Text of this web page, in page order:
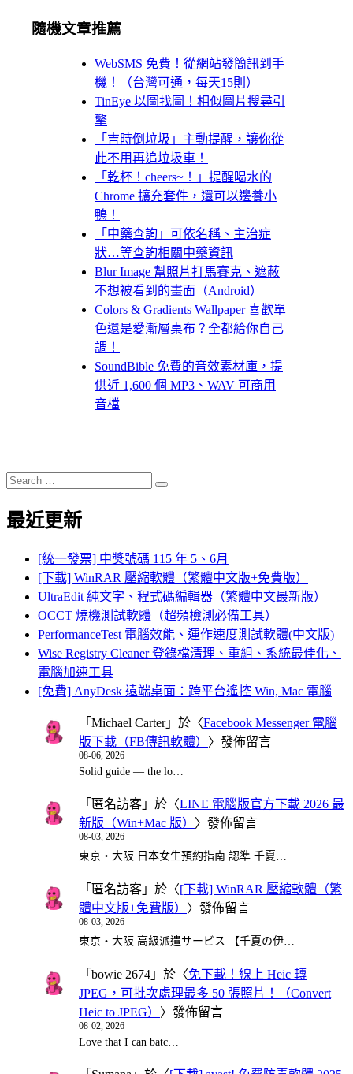
隨機文章推薦
WebSMS 免費！從網站發簡訊到手
機！（台灣可通，每天15則）
TinEye 以圖找圖！相似圖片搜尋引
擎
「吉時倒垃圾」主動提醒，讓你從
此不用再追垃圾車！
「乾杯！cheers~！」提醒喝水的
Chrome 擴充套件，還可以邊養小
鴨！
「中藥查詢」可依名稱、主治症
狀…等查詢相關中藥資訊
Blur Image 幫照片打馬賽克、遮蔽
不想被看到的畫面（Android）
Colors & Gradients Wallpaper 喜歡單
色還是愛漸層桌布？全都給你自己
調！
SoundBible 免費的音效素材庫，提
供近 1,600 個 MP3、WAV 可商用
音檔
Search
for:
Search
最近更新
[統一發票] 中獎號碼 115 年 5、6月
[下載] WinRAR 壓縮軟體（繁體中文版+免費版）
UltraEdit 純文字、程式碼編輯器（繁體中文最新版）
OCCT 燒機測試軟體（超頻檢測必備工具）
PerformanceTest 電腦效能、運作速度測試軟體(中文版)
Wise Registry Cleaner 登錄檔清理、重組、系統最佳化、
電腦加速工具
[免費] AnyDesk 遠端桌面：跨平台遙控 Win, Mac 電腦
「 Michael Carter」於〈Facebook Messenger 電腦
版下載（FB傳訊軟體） 〉發佈留言
08-06, 2026
Solid guide — the lo…
「 匿名訪客 」於〈LINE 電腦版官方下載 2026 最
新版（Win+Mac 版） 〉發佈留言
08-03, 2026
東京・大阪 日本女生預約指南 認準 千夏…
「 匿名訪客 」於〈[下載] WinRAR 壓縮軟體（繁
體中文版+免費版） 〉發佈留言
08-03, 2026
東京・大阪 高級派遣サービス 【千夏の伊…
「 bowie 2674 」於〈免下載！線上 Heic 轉
JPEG，可批次處理最多 50 張照片！（Convert
Heic to JPEG） 〉發佈留言
08-02, 2026
Love that I can batc…